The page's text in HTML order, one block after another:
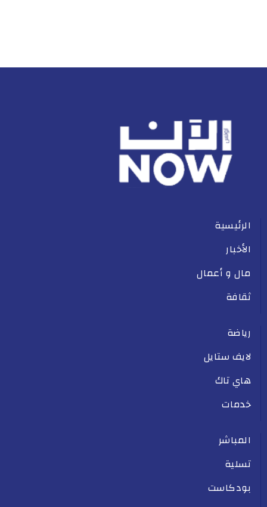
الرئيسية
الأخبار
مال و أعمال
ثقافة
رياضة
لايف ستايل
هاي تاك
خدمات
المباشر
تسلية
بودكاست